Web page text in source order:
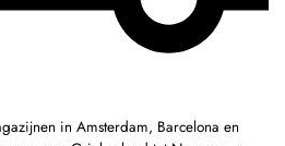
in Amsterdam, Barcelona en